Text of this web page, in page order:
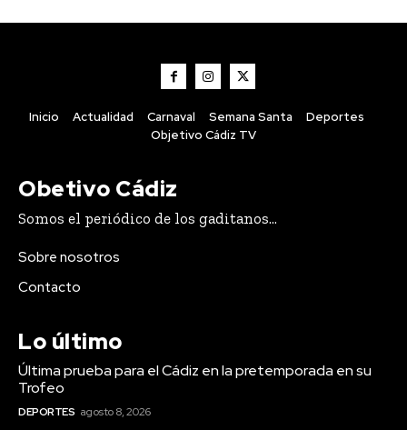
El coro de Julio Pardo anuncia el
nombre para el COAC 2027
Redacción - Agosto 7, 2026
participantes, y una de las confirmaciones más destacadas es la
EEUU vuelve a atacar al Gobierno español por la crisis
Agosto 7, 2026
Más de 100 centros docentes de Cádiz participaron el
Inicio Actualidad Carnaval Semana Santa
Deportes
Objetivo Cádiz TV
Obetivo Cádiz
Somos el periódico de los gaditanos...
Sobre nosotros
Contacto
Lo último
Última prueba para el Cádiz en la pretemporada en su
Trofeo
DEPORTES agosto 8, 2026